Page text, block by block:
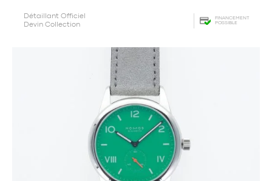
Détaillant Officiel
Devin Collection
FINANCEMENT
POSSIBLE